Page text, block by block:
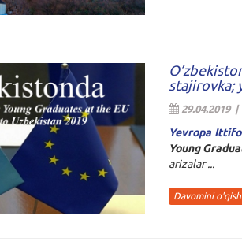
stajirovka;
29.04.2019 |
Yevropa
Young
arizalar ...
Davomini o'qish